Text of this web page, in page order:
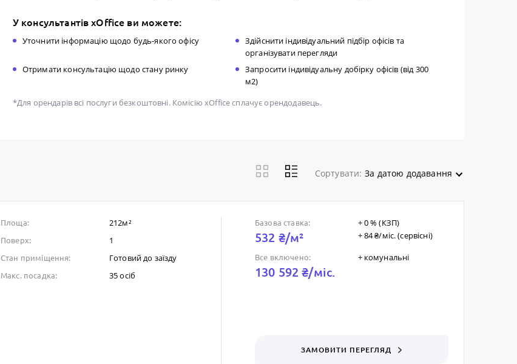
У консультантів xOffice ви можете:
Уточнити інформацію щодо будь-якого офісу
Здійснити індивідуальний підбір офісів та
організувати перегляди
Отримати консультацію щодо стану ринку
Запросити індивідуальну добірку офісів (від 300
м2)
*Для орендарів всі послуги безкоштовні. Комісію xOffice сплачує орендодавець.
Сортувати: За датою додавання
Площа: 212м²
Поверх: 1
Стан приміщення: Готовий до заïзду
Макс. посадка: 35 осіб
Базова ставка:
532 ₴/м²
+ 0 % (КЗП)
+ 84 ₴/мic. (сервісні)
Все включено:
130 592 ₴/мic.
+ комунальні
ЗАМОВИТИ ПЕРЕГЛЯД